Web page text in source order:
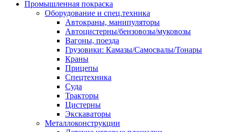
Промышленная покраска
Оборудование и спец.техника
Автокраны, манипуляторы
Автоцистерны/бензовозы/муковозы
Вагоны, поезда
Грузовики: Камазы/Самосвалы/Тонары
Краны
Прицепы
Спецтехника
Суда
Тракторы
Цистерны
Экскаваторы
Металлоконструкции